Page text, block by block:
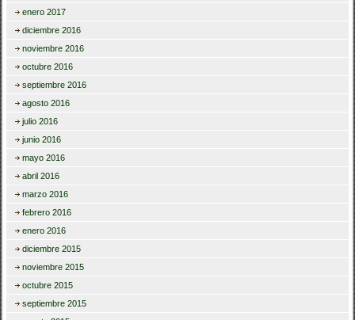
enero 2017
diciembre 2016
noviembre 2016
octubre 2016
septiembre 2016
agosto 2016
julio 2016
junio 2016
mayo 2016
abril 2016
marzo 2016
febrero 2016
enero 2016
diciembre 2015
noviembre 2015
octubre 2015
septiembre 2015